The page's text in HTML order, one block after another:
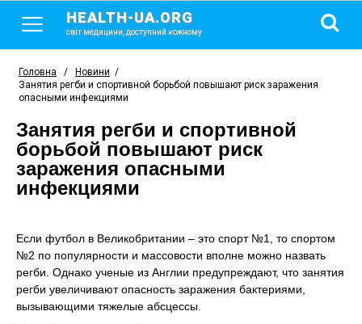
HEALTH-UA.ORG
світ медицини, доступний кожному
Головна / Новини /
Занятия регби и спортивной борьбой повышают риск заражения
опасными инфекциями
Занятия регби и спортивной
борьбой повышают риск
заражения опасными
инфекциями
Если футбол в Великобритании – это спорт №1, то спортом
№2 по популярности и массовости вполне можно назвать
регби. Однако ученые из Англии предупреждают, что занятия
регби увеличивают опасность заражения бактериями,
вызывающими тяжелые абсцессы.